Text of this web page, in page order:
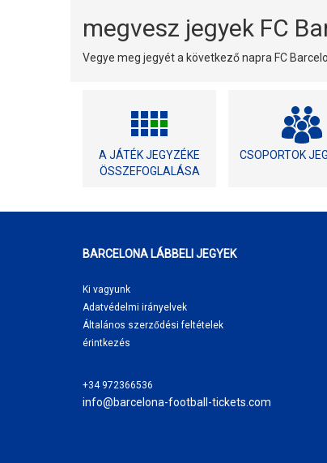
megvesz jegyek FC
Vegye meg jegyét a következő napra FC
A JÁTÉK JEGYZÉKE
ÖSSZEFOGLALÁSA
CSOPORTOK
BARCELONA LÁBBELI JEGYEK
Ki vagyunk
Adatvédelmi irányelvek
Általános szerződési feltételek
érintkezés
+34 972366536
info@barcelona-football-tickets.com